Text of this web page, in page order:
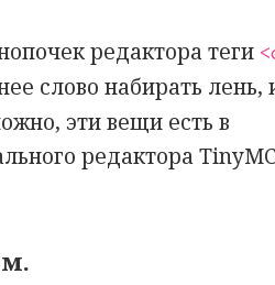
редактора теги
слово набирать лень,
эти вещи есть в
редактора